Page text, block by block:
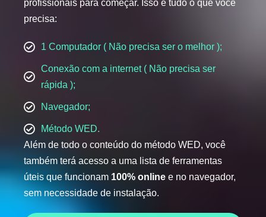
profissionais para começar. Isso é tudo o que você
precisa:
1 Computador ( Não precisa ser o melhor );
Conexão com a internet ( Não precisa ser
rápida );
Navegador;
Método WED.
Além de todo o conteúdo do método WED, você
também terá acesso a uma lista de ferramentas
úteis que funcionam 100% online e no navegador,
sem necessidade de instalação.